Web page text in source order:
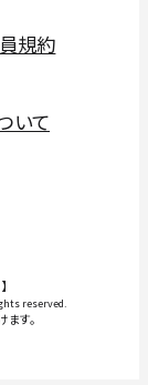
規約
いて
reserved.
す。